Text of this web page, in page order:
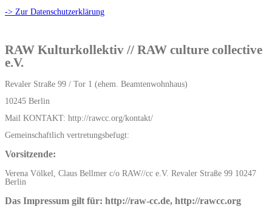
-> Zur Datenschutzerklärung
RAW Kulturkollektiv // RAW culture collective
e.V.
Revaler Straße 99 / Tor 1 (ehem. Beamtenwohnhaus)
10245 Berlin
Mail KONTAKT: http://rawcc.org/kontakt/
Gemeinschaftlich vertretungsbefugt:
Vorsitzende:
Verena Völkel, Claus Bellmer c/o RAW//cc e.V. Revaler Straße 99 10247
Berlin
Das Impressum gilt für: http://raw-cc.de, http://rawcc.org